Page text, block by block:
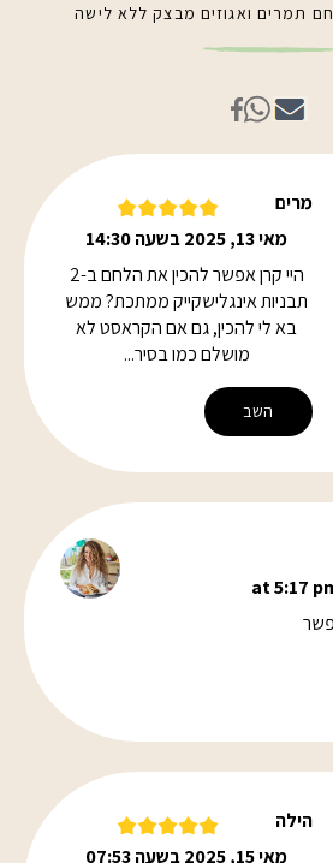
תמרים ואגוזים מבצק ללא לישה
מרים
מאי 13, 2025 בשעה 14:30
היי קרן אפשר להכין את הלחם ב-2
תבניות אינגלישקייק ממתכת? ממש
בא לי להכין, גם אם הקראסט לא
מושלם כמו בסיר...
השב
הילה
מאי 15, 2025 בשעה 07:53